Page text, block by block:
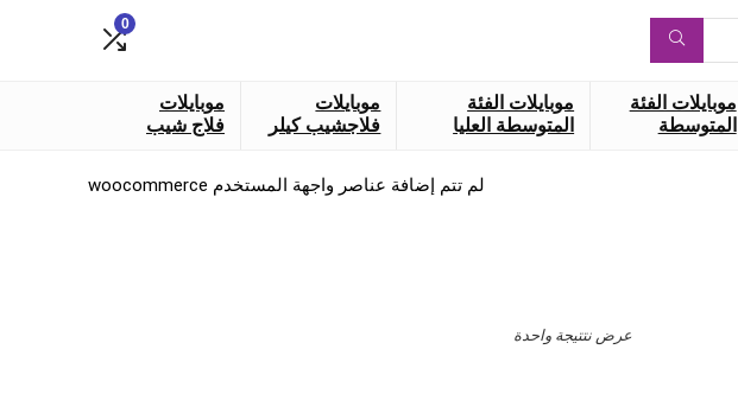
0
موبايلات الفئة
المتوسطة
موبايلات الفئة
المتوسطة العليا
موبايلات
فلاجشيب كيلر
موبايلات
فلاج شيب
عرض نتتيجة واحدة
لم تتم إضافة عناصر واجهة المستخدم woocommerce